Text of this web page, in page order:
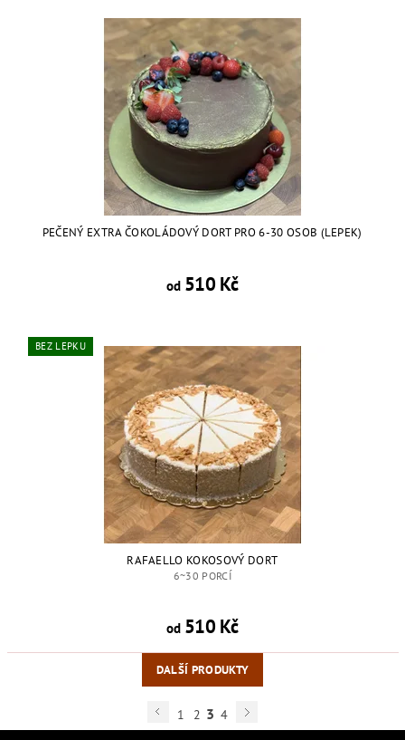
PEČENÝ EXTRA ČOKOLÁDOVÝ DORT PRO 6-30 OSOB (LEPEK)
od510 Kč
BEZ LEPKU
RAFAELLO KOKOSOVÝ DORT
6~30 PORCÍ
od510 Kč
DALŠÍ PRODUKTY
1 2 3 4